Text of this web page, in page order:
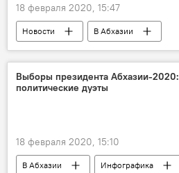
18 февраля 2020, 15:47
Новости В Абхазии
Выборы президента Абхазии-2020:
политические дуэты
18 февраля 2020, 15:10
В Абхазии
Инфографика